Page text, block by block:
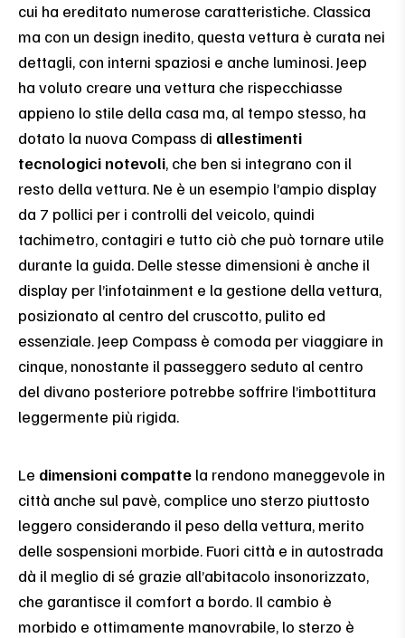
cui ha ereditato numerose caratteristiche. Classica
ma con un design inedito, questa vettura è curata nei
dettagli, con interni spaziosi e anche luminosi. Jeep
ha voluto creare una vettura che rispecchiasse
appieno lo stile della casa ma, al tempo stesso, ha
dotato la nuova Compass di allestimenti
tecnologici notevoli, che ben si integrano con il
resto della vettura. Ne è un esempio l’ampio display
da 7 pollici per i controlli del veicolo, quindi
tachimetro, contagiri e tutto ciò che può tornare utile
durante la guida. Delle stesse dimensioni è anche il
display per l’infotainment e la gestione della vettura,
posizionato al centro del cruscotto, pulito ed
essenziale. Jeep Compass è comoda per viaggiare in
cinque, nonostante il passeggero seduto al centro
del divano posteriore potrebbe soffrire l’imbottitura
leggermente più rigida.
Le dimensioni compatte la rendono maneggevole in
città anche sul pavè, complice uno sterzo piuttosto
leggero considerando il peso della vettura, merito
delle sospensioni morbide. Fuori città e in autostrada
dà il meglio di sé grazie all’abitacolo insonorizzato,
che garantisce il comfort a bordo. Il cambio è
morbido e ottimamente manovrabile, lo sterzo è